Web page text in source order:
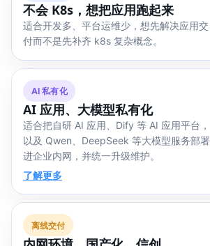
不会 K8s，想把应用跑起来
适合开发多、平台运维少，想先解决应用交
付而不是先补齐 k8s 复杂概念。
AI 私有化
AI 应用、大模型私有化
适合把自研 AI 应用、Dify 等 AI 应用平台，
以及 Qwen、DeepSeek 等大模型服务部署
进企业内网，并统一升级维护。
了解更多
离线交付